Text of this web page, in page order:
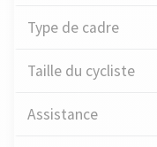
Type de cadre
Taille du cycliste
Assistance